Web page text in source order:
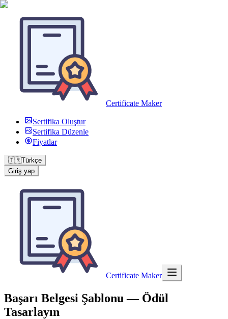
Certificate Maker
Sertifika Oluştur
Sertifika Düzenle
Fiyatlar
🇹🇷Türkçe
Giriş yap
Certificate Maker
Başarı Belgesi Şablonu — Ödül
Tasarlayın